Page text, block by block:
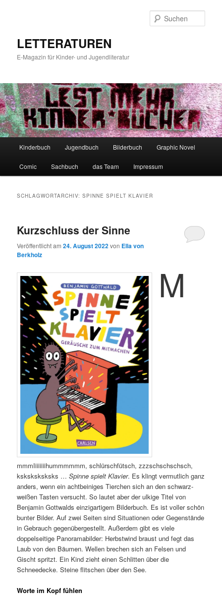
LETTERATUREN
E-Magazin für Kinder- und Jugendliteratur
Kinderbuch Jugendbuch Bilderbuch Graphic Novel
Comic Sachbuch das Team Impressum
SCHLAGWORTARCHIV:SPINNE SPIELT KLAVIER
Kurzschluss der Sinne
Veröffentlicht am24. August 2022von Ella von
Berkholz
m
mmmIiiiiiiihummmmmm, schlürschfütsch, zzzschschschsch,
ksksksksksks …Spinne spielt Klavier. Es klingt vermutlich ganz
anders, wenn ein achtbeiniges Tierchen sich an den schwarz-
weißen Tasten versucht. So lautet aber der ulkige Titel von
Benjamin Gottwalds einzigartigem Bilderbuch. Es ist voller schön
bunter Bilder. Auf zwei Seiten sind Situationen oder Gegenstände
in Gebrauch gegenübergestellt. Außerdem gibt es viele
doppelseitige Panoramabilder: Herbstwind braust und fegt das
Laub von den Bäumen. Wellen brechen sich an Felsen und
Gischt spritzt. Ein Kind zieht einen Schlitten über die
Schneedecke. Steine flitschen über den See.
Worte im Kopf fühlen